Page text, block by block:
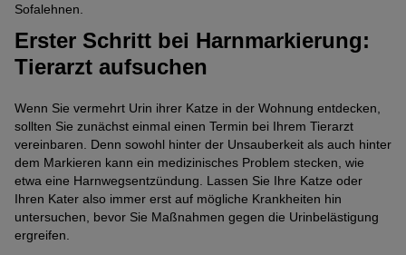
Sofalehnen.
Erster Schritt bei Harnmarkierung:
Tierarzt aufsuchen
Wenn Sie vermehrt Urin ihrer Katze in der Wohnung entdecken,
sollten Sie zunächst einmal einen Termin bei Ihrem Tierarzt
vereinbaren. Denn sowohl hinter der Unsauberkeit als auch hinter
dem Markieren kann ein medizinisches Problem stecken, wie
etwa eine Harnwegsentzündung. Lassen Sie Ihre Katze oder
Ihren Kater also immer erst auf mögliche Krankheiten hin
untersuchen, bevor Sie Maßnahmen gegen die Urinbelästigung
ergreifen.